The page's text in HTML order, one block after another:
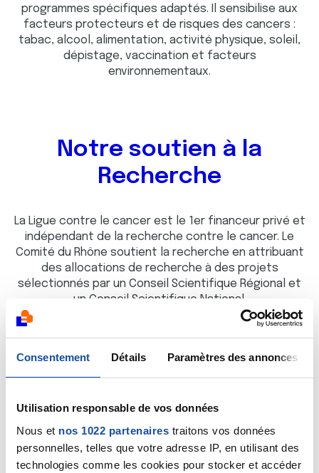
Consentement Détails Paramètres des annonces
Utilisation responsable de vos données
Nous et nos 1022 partenaires traitons vos données
personnelles, telles que votre adresse IP, en utilisant des
technologies comme les cookies pour stocker et accéder
programmes spécifiques adaptés. Il sensibilise aux
facteurs protecteurs et de risques des cancers :
tabac, alcool, alimentation, activité physique, soleil,
dépistage, vaccination et facteurs
environnementaux.
Notre soutien à la
Recherche
La Ligue contre le cancer est le 1er financeur privé et
indépendant de la recherche contre le cancer. Le
Comité du Rhône soutient la recherche en attribuant
des allocations de recherche à des projets
sélectionnés par un Conseil Scientifique Régional et
un Conseil Scientifique National.
Mobiliser pour agir
institutionnels, associatifs et des professionnels de
santé pour faire évoluer les dispositifs de prise en
charge aux besoins des malades.